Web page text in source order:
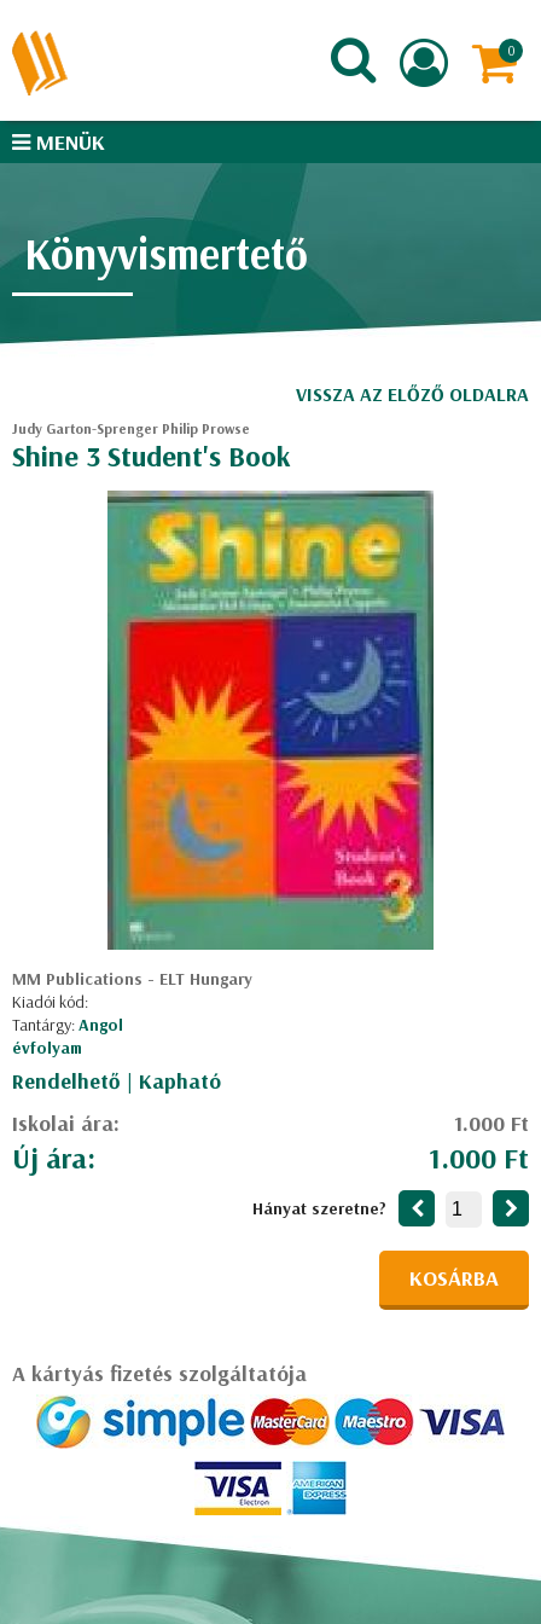
MENÜK
Könyvismertető
VISSZA AZ ELŐZŐ OLDALRA
Judy Garton-Sprenger Philip Prowse
Shine 3 Student's Book
MM Publications - ELT Hungary
Kiadói kód:
Tantárgy:Angol
évfolyam
Rendelhető | Kapható
Iskolai ára:
1.000 Ft
Új ára: 1.000 Ft
Hányat szeretne?
KOSÁRBA
A kártyás fizetés szolgáltatója